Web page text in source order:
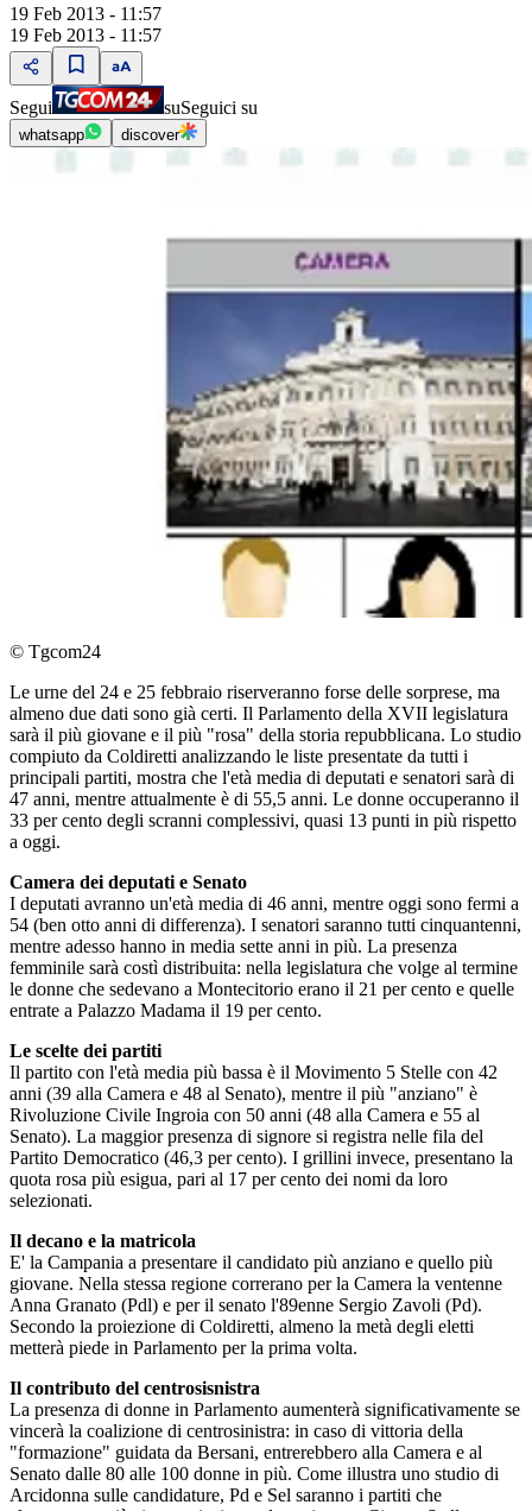
19 Feb 2013 - 11:57
19 Feb 2013 - 11:57
Segui suSeguici su
whatsapp discover
© Tgcom24
Le urne del 24 e 25 febbraio riserveranno forse delle sorprese, ma
almeno due dati sono già certi. Il Parlamento della XVII legislatura
sarà il più giovane e il più "rosa" della storia repubblicana. Lo studio
compiuto da Coldiretti analizzando le liste presentate da tutti i
principali partiti, mostra che l'età media di deputati e senatori sarà di
47 anni, mentre attualmente è di 55,5 anni. Le donne occuperanno il
33 per cento degli scranni complessivi, quasi 13 punti in più rispetto
a oggi.
Camera dei deputati e Senato
I deputati avranno un'età media di 46 anni, mentre oggi sono fermi a
54 (ben otto anni di differenza). I senatori saranno tutti cinquantenni,
mentre adesso hanno in media sette anni in più. La presenza
femminile sarà costì distribuita: nella legislatura che volge al termine
le donne che sedevano a Montecitorio erano il 21 per cento e quelle
entrate a Palazzo Madama il 19 per cento.
Le scelte dei partiti
Il partito con l'età media più bassa è il Movimento 5 Stelle con 42
anni (39 alla Camera e 48 al Senato), mentre il più "anziano" è
Rivoluzione Civile Ingroia con 50 anni (48 alla Camera e 55 al
Senato). La maggior presenza di signore si registra nelle fila del
Partito Democratico (46,3 per cento). I grillini invece, presentano la
quota rosa più esigua, pari al 17 per cento dei nomi da loro
selezionati.
Il decano e la matricola
E' la Campania a presentare il candidato più anziano e quello più
giovane. Nella stessa regione correrano per la Camera la ventenne
Anna Granato (Pdl) e per il senato l'89enne Sergio Zavoli (Pd).
Secondo la proiezione di Coldiretti, almeno la metà degli eletti
metterà piede in Parlamento per la prima volta.
Il contributo del centrosisnistra
La presenza di donne in Parlamento aumenterà significativamente se
vincerà la coalizione di centrosinistra: in caso di vittoria della
"formazione" guidata da Bersani, entrerebbero alla Camera e al
Senato dalle 80 alle 100 donne in più. Come illustra uno studio di
Arcidonna sulle candidature, Pd e Sel saranno i partiti che